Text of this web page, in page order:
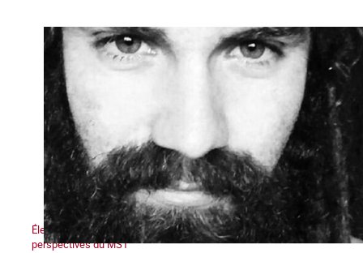
Élections en Argentine : La déroute du péronisme et les
perspectives du MST